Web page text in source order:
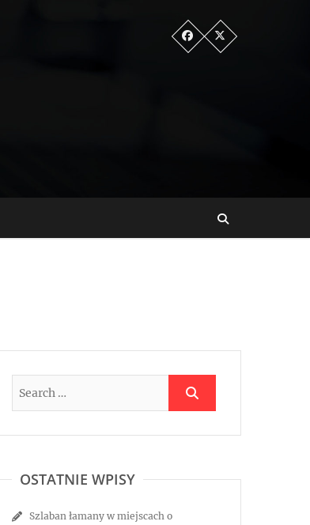
OSTATNIE WPISY
Szlaban łamany w miejscach o